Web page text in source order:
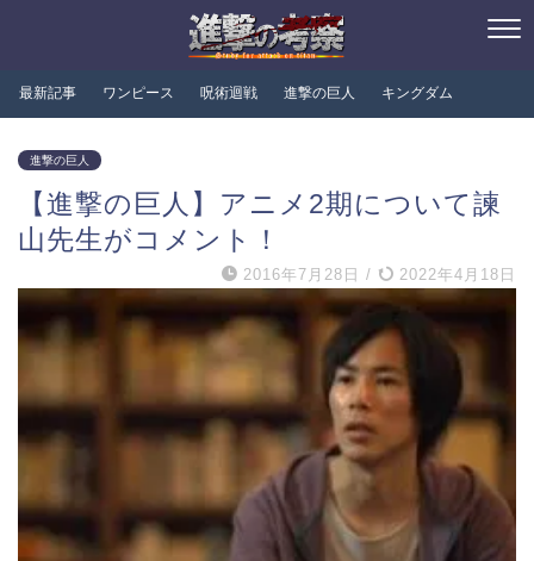
最新記事 ワンピース 呪術迴戦 進撃の巨人 キングダム
進撃の巨人
【進撃の巨人】アニメ2期について諫
山先生がコメント！
2016年7月28日 / 2022年4月18日